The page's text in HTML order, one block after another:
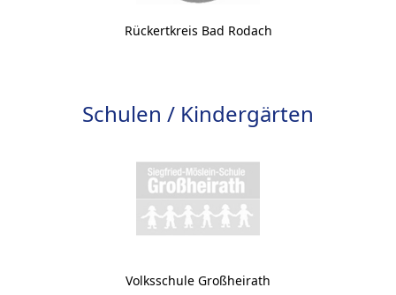
Rückertkreis Bad Rodach
Schulen / Kindergärten
Volksschule Großheirath